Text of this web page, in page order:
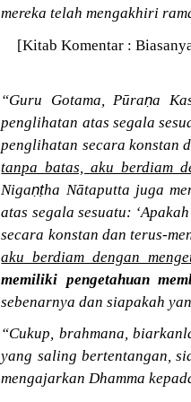
mereka telah mengakhiri
[Kitab Komentar :
“Guru Gotama, Pūraṇa
penglihatan atas segala
penglihatan secara konstan
tanpa batas, aku berdiam
Nigaṇṭha Nātaputta juga
atas segala sesuatu:
secara konstan dan terus-
aku berdiam dengan
memiliki pengetahuan
sebenarnya dan siapakah
“Cukup, brahmana,
yang saling bertentangan,
mengajarkan Dhamma